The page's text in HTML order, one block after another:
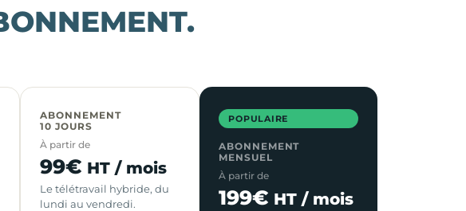
ABONNEMENT
10 JOURS
À partir de
99€ HT / mois
Le télétravail hybride, du
lundi au vendredi.
POPULAIRE
ABONNEMENT
MENSUEL
À partir de
199€ HT / mois